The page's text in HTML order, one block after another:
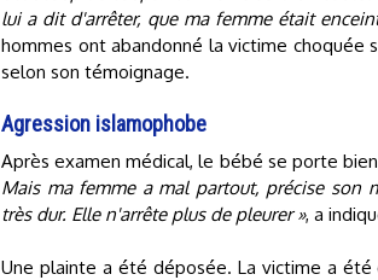
lui a dit d'arrêter, que ma femme était
hommes ont abandonné la victime choquée
selon son témoignage.
Agression islamophobe
Après examen médical, le bébé se porte
Mais ma femme a mal partout, précise son
très dur. Elle n'arrête plus de pleurer », a
Une plainte a été déposée. La victime a